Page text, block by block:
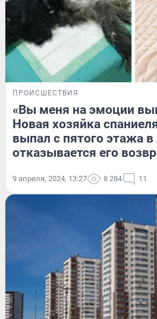
ПРОИСШЕСТВИЯ
«Вы меня на эмоции
Новая хозяйка
выпал с пятого этажа
отказывается его
9 апреля, 2024, 13:27 8 284 11